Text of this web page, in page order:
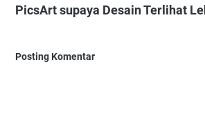
PicsArt supaya Desain Terlihat
Posting Komentar